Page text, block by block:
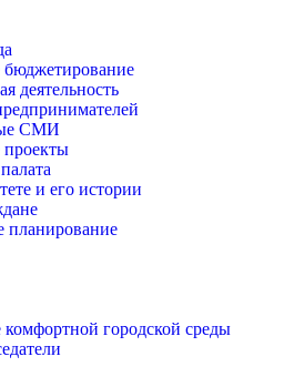
деятельность
СМИ
и его истории
планирование
городской среды